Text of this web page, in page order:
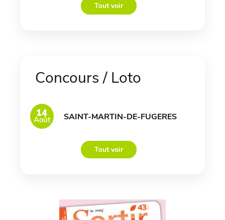
Tout voir
Concours / Loto
14
Août SAINT-MARTIN-DE-FUGERES
Tout voir